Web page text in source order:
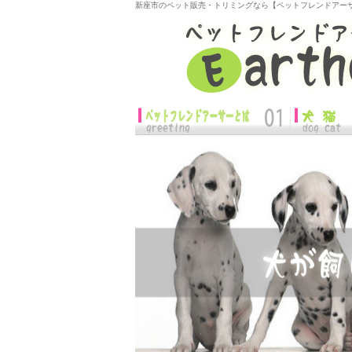
新座市のペット販売・トリミングなら【ペットフレンドアー